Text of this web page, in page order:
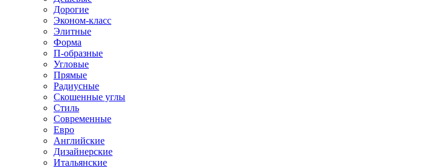
Дорогие
Эконом-класс
Элитные
Форма
П-образные
Угловые
Прямые
Радиусные
Скошенные углы
Стиль
Современные
Евро
Английские
Дизайнерские
Итальянские